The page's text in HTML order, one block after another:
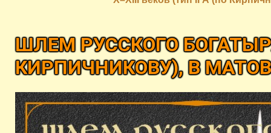
ШЛЕМ РУССКОГО
КИРПИЧНИКОВУ), В